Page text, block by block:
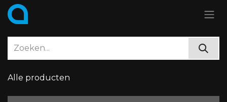
Overslaan naar inhoud
Alle producten